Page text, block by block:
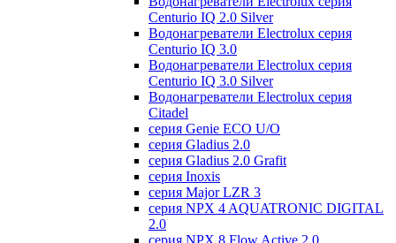
Centurio IQ 2.0 Silver
Водонагреватели Electrolux серия
Centurio IQ 3.0
Водонагреватели Electrolux серия
Centurio IQ 3.0 Silver
Водонагреватели Electrolux серия
Citadel
серия Genie ECO U/О
серия Gladius 2.0
серия Gladius 2.0 Grafit
серия Inoxis
серия Major LZR 3
серия NPX 4 AQUATRONIC DIGITAL
2.0
серия NPX 8 Flow Active 2.0